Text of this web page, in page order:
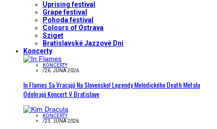
Uprising festival
Grape festival
Pohoda festival
Colours of Ostrava
Sziget
Bratislavské Jazzové Dni
Koncerty
KONCERTY
/26. JÚNA 2026
In Flames Sa Vracajú Na Slovensko! Legendy Melodického Death Metalu
Odohrajú Koncert V Bratislave
KONCERTY
/23. JÚNA 2026